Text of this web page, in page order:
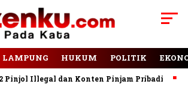
LAMPUNG HUKUM POLITIK
Illegal dan Konten Pinjam Pribadi